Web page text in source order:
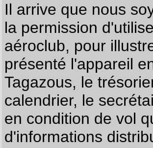
Il arrive que nous
la permission
aéroclub, pour
présenté l'appareil
Tagazous, le
calendrier, le
en condition de vol
d'informations